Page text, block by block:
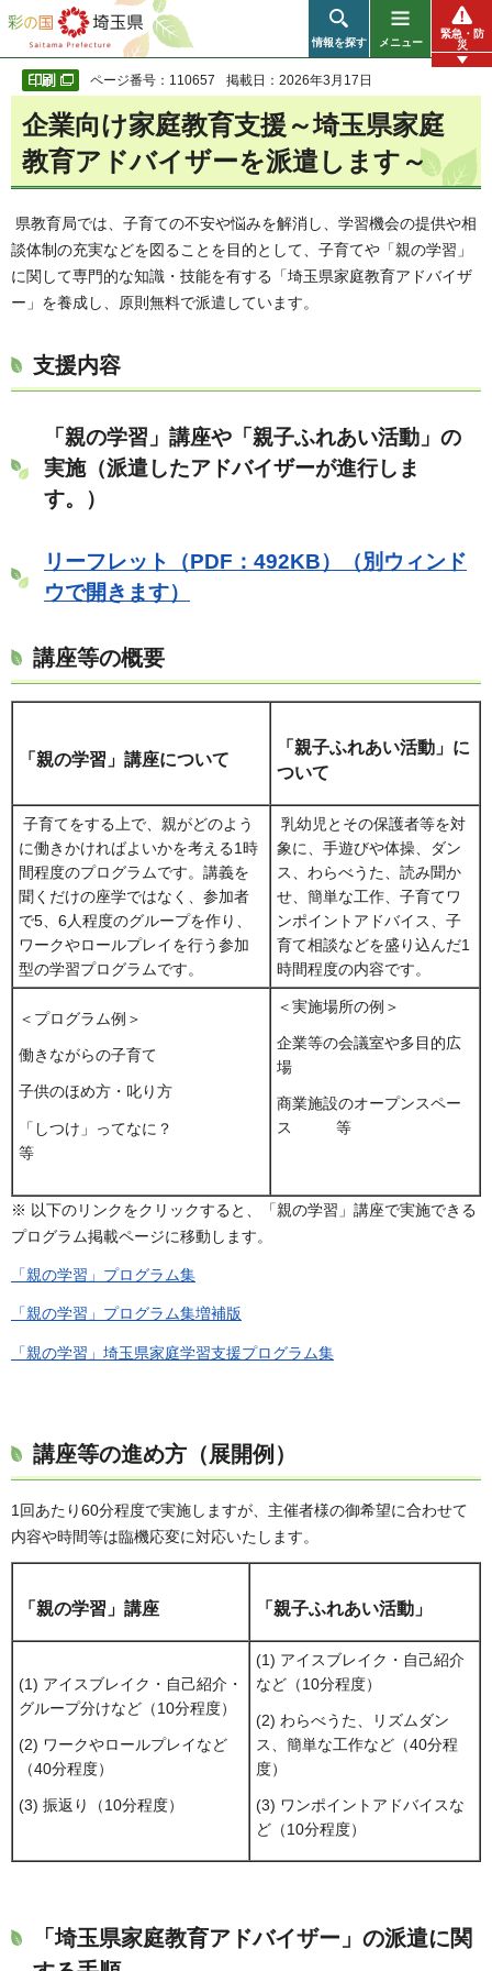
彩の国 埼玉県
情報を探す メニュー
緊急・防
災
ページ番号：110657 掲載日：2026年3月17日
企業向け家庭教育支援～埼玉県家庭
教育アドバイザーを派遣します～
県教育局では、子育ての不安や悩みを解消し、学習機会の提供や相
談体制の充実などを図ることを目的として、子育てや「親の学習」
に関して専門的な知識・技能を有する「埼玉県家庭教育アドバイザ
ー」を養成し、原則無料で派遣しています。
支援内容
「親の学習」講座や「親子ふれあい活動」の
実施（派遣したアドバイザーが進行しま
す。）
リーフレット（PDF：492KB）（別ウィンド
ウで開きます）
講座等の概要
「親の学習」講座について
「親子ふれあい活動」に
ついて
子育てをする上で、親がどのよう
に働きかければよいかを考える1時
間程度のプログラムです。講義を
聞くだけの座学ではなく、参加者
で5、6人程度のグループを作り、
ワークやロールプレイを行う参加
型の学習プログラムです。
乳幼児とその保護者等を対
象に、手遊びや体操、ダン
ス、わらべうた、読み聞か
せ、簡単な工作、子育てワ
ンポイントアドバイス、子
育て相談などを盛り込んだ1
時間程度の内容です。
＜プログラム例＞
働きながらの子育て
子供のほめ方・叱り方
「しつけ」ってなに？
等
＜実施場所の例＞
企業等の会議室や多目的広
場
商業施設のオープンスペー
ス 等
※ 以下のリンクをクリックすると、「親の学習」講座で実施できる
プログラム掲載ページに移動します。
「親の学習」プログラム集
「親の学習」プログラム集増補版
「親の学習」埼玉県家庭学習支援プログラム集
講座等の進め方（展開例）
1回あたり60分程度で実施しますが、主催者様の御希望に合わせて
内容や時間等は臨機応変に対応いたします。
「親の学習」講座 「親子ふれあい活動」
(1) アイスブレイク・自己紹介・
グループ分けなど（10分程度）
(2) ワークやロールプレイなど
（40分程度）
(3) 振返り（10分程度）
(1) アイスブレイク・自己紹介
など（10分程度）
(2) わらべうた、リズムダン
ス、簡単な工作など（40分程
度）
(3) ワンポイントアドバイスな
ど（10分程度）
「埼玉県家庭教育アドバイザー」の派遣に関